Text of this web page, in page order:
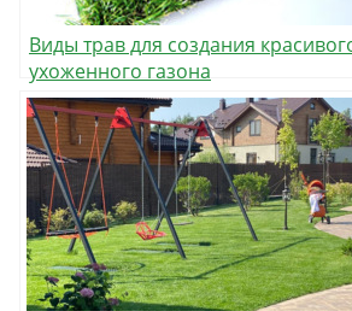
Виды трав для создания
ухоженного газона